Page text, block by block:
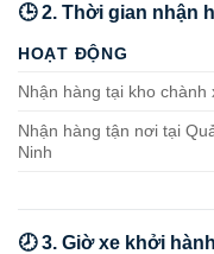
🕒 2. Thời gian nhận
HOẠT ĐỘNG
Nhận hàng tại kho chành
Nhận hàng tận nơi tại
Ninh
🕗 3. Giờ xe khởi hành